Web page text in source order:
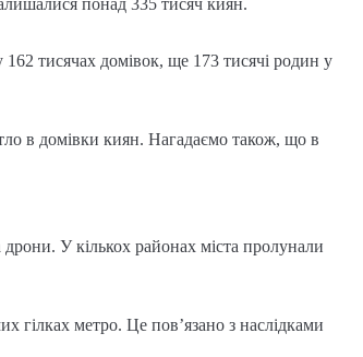
понад 335 тисяч киян.
тисячах домівок, ще 173 тисячі родин у
в домівки киян. Нагадаємо також, що в
дрони. У кількох районах міста пролунали
гілках метро. Це пов’язано з наслідками